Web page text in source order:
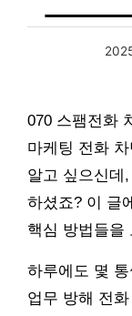
070 스팸전화
마케팅 전화
알고 싶으신데
하셨죠? 이 글
핵심 방법들을
하루에도 몇
업무 방해 전